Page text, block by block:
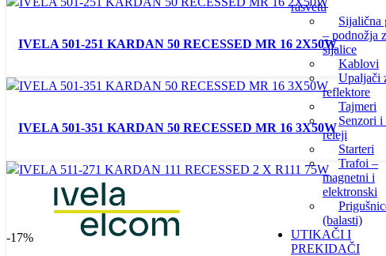
rasvetu
Sijalična
– podnožja
sijalice
Kablovi
Upaljači
reflektore
Tajmeri
Senzori
releji
Starteri
Trafoi –
magnetni i
elektronski
(balasti)
UTIKAČI I
PREKIDAČI
IVELA 501-251 KARDAN 50 RECESSED MR 16 2X50W
IVELA 501-351 KARDAN 50 RECESSED MR 16 3X50W
-17%